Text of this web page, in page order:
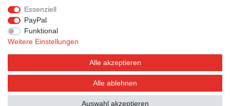
Essenziell
PayPal
Funktional
Weitere Einstellungen
Alle akzeptieren
Alle ablehnen
Auswahl akzeptieren